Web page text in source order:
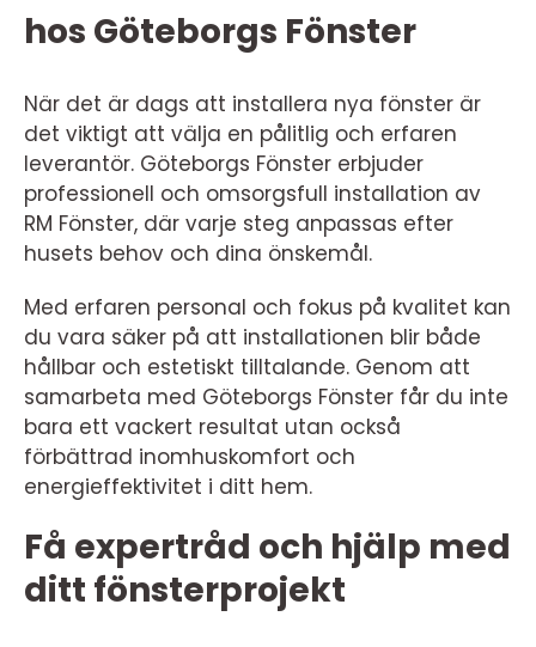
hos Göteborgs Fönster
När det är dags att installera nya fönster är
det viktigt att välja en pålitlig och erfaren
leverantör. Göteborgs Fönster erbjuder
professionell och omsorgsfull installation av
RM Fönster, där varje steg anpassas efter
husets behov och dina önskemål.
Med erfaren personal och fokus på kvalitet kan
du vara säker på att installationen blir både
hållbar och estetiskt tilltalande. Genom att
samarbeta med Göteborgs Fönster får du inte
bara ett vackert resultat utan också
förbättrad inomhuskomfort och
energieffektivitet i ditt hem.
Få expertråd och hjälp med
ditt fönsterprojekt